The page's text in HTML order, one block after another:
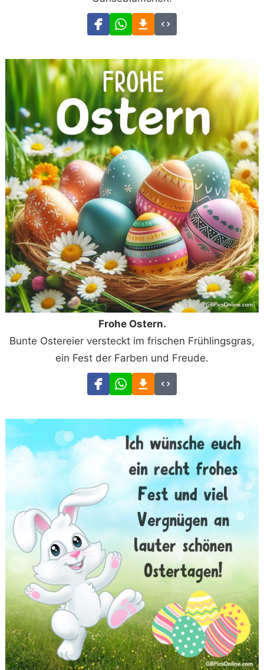
Frohe Ostern.
Bunte Ostereier versteckt im frischen Frühlingsgras,
ein Fest der Farben und Freude.